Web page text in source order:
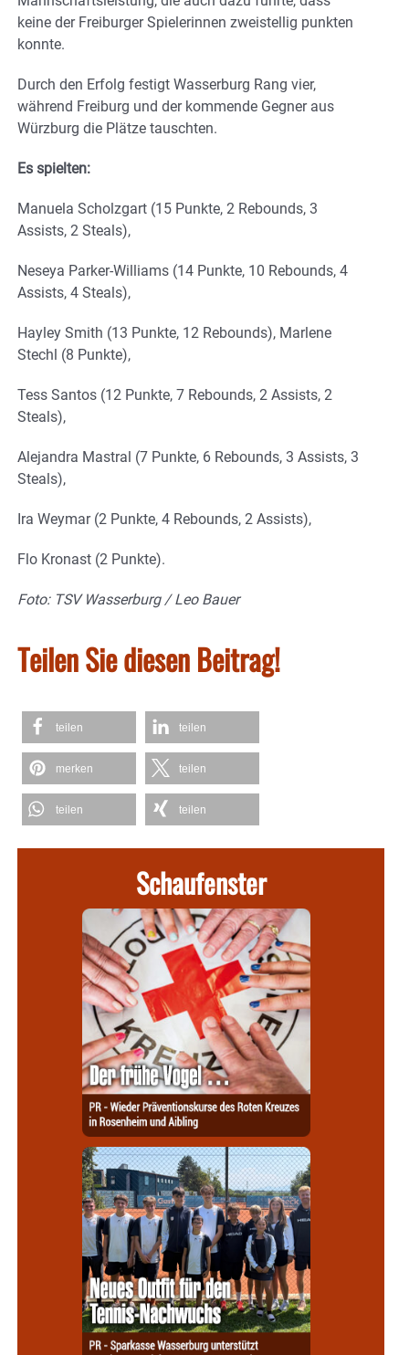
keine der Freiburger Spielerinnen zweistellig punkten
konnte.
Durch den Erfolg festigt Wasserburg Rang vier,
während Freiburg und der kommende Gegner aus
Würzburg die Plätze tauschten.
Es spielten:
Manuela Scholzgart (15 Punkte, 2 Rebounds, 3
Assists, 2 Steals),
Neseya Parker-Williams (14 Punkte, 10 Rebounds, 4
Assists, 4 Steals),
Hayley Smith (13 Punkte, 12 Rebounds), Marlene
Stechl (8 Punkte),
Tess Santos (12 Punkte, 7 Rebounds, 2 Assists, 2
Steals),
Alejandra Mastral (7 Punkte, 6 Rebounds, 3 Assists, 3
Steals),
Ira Weymar (2 Punkte, 4 Rebounds, 2 Assists),
Flo Kronast (2 Punkte).
Foto: TSV Wasserburg / Leo Bauer
Teilen Sie diesen Beitrag!
teilen teilen
merken teilen
teilen teilen
Schaufenster